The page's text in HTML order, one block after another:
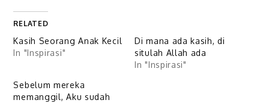
RELATED
Kasih Seorang Anak Kecil
In "Inspirasi"
Di mana ada kasih, di
situlah Allah ada
In "Inspirasi"
Sebelum mereka
memanggil, Aku sudah